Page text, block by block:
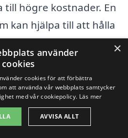
till högre kostnader. En
kan hjälpa till att hålla
följa vissa lokala
Det kan medföra
om speciella tillstånd
×
använder
cookies
cookies för att förbättra
att använda vår webbplats samtycker
med vår cookiepolicy. Läs mer
AVVISA ALLT